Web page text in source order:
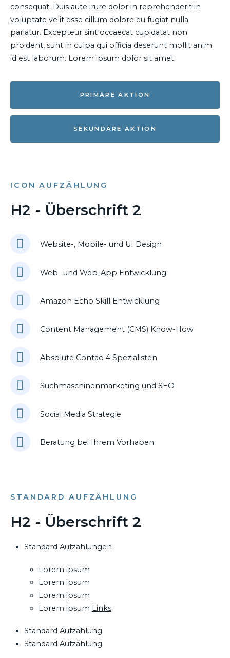
consequat. Duis aute irure dolor in reprehenderit in
voluptate velit esse cillum dolore eu fugiat nulla
pariatur. Excepteur sint occaecat cupidatat non
proident, sunt in culpa qui officia deserunt mollit anim
id est laborum. Lorem ipsum dolor sit amet.
PRIMÄRE AKTION
SEKUNDÄRE AKTION
ICON AUFZÄHLUNG
H2 - Überschrift 2
Website-, Mobile- und UI Design
Web- und Web-App Entwicklung
Amazon Echo Skill Entwicklung
Content Management (CMS) Know-How
Absolute Contao 4 Spezialisten
Suchmaschinenmarketing und SEO
Social Media Strategie
Beratung bei Ihrem Vorhaben
STANDARD AUFZÄHLUNG
H2 - Überschrift 2
Standard Aufzählungen
Lorem ipsum
Lorem ipsum
Lorem ipsum
Lorem ipsum Links
Standard Aufzählung
Standard Aufzählung